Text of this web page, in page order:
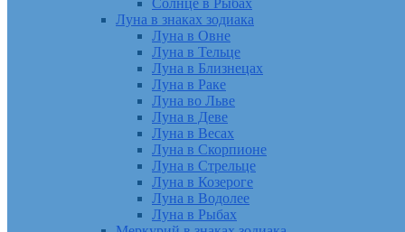
Солнце в Рыбах
Луна в знаках зодиака
Луна в Овне
Луна в Тельце
Луна в Близнецах
Луна в Раке
Луна во Льве
Луна в Деве
Луна в Весах
Луна в Скорпионе
Луна в Стрельце
Луна в Козероге
Луна в Водолее
Луна в Рыбах